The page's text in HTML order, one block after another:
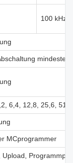
100 kHz
6,4, 12,8, 25,6,
MCprogrammer
Upload,